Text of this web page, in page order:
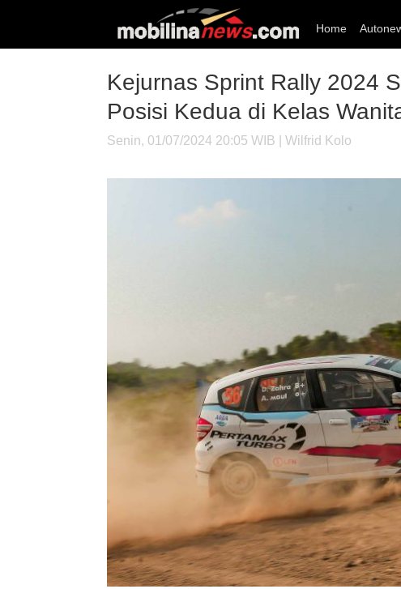
Home
Kejurnas Sprint Rally 2024
Posisi Kedua di Kelas
Senin, 01/07/2024 20:05 WIB | Wilfrid Kolo